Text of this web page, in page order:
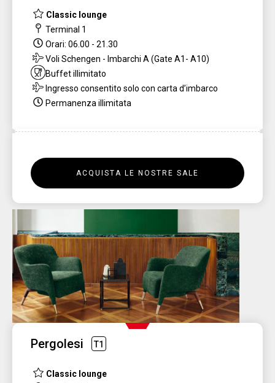
Classic lounge
Terminal 1
Orari: 06.00 - 21.30
Voli Schengen - Imbarchi A (Gate A1- A10)
Buffet illimitato
Ingresso consentito solo con carta d’imbarco
Permanenza illimitata
ACQUISTA LE NOSTRE SALE
Pergolesi T1
Classic lounge